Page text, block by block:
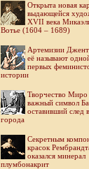
Открыта новая
выдающейся
XVII века
Вотье (1604 – 1689)
Артемизии
её называют
первых
истории
Творчество
важный символ
оставивший след
города
Секретным
красок
оказался минерал
плумбонакрит